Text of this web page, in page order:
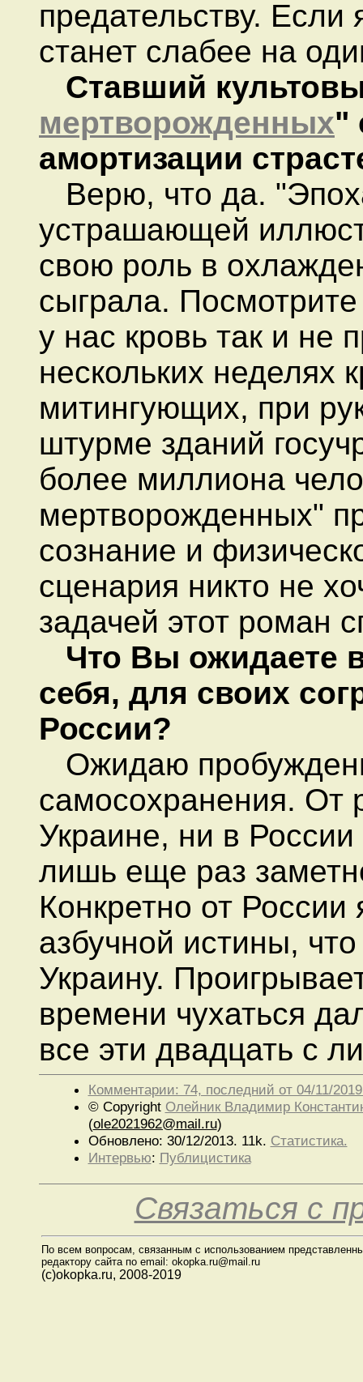
предательству. Если
станет слабее на
Ставший
мертворожденных"
амортизации
Верю, что да.
устрашающей
свою роль в
сыграла.
у нас кровь так и не
нескольких неделях
митингующих, при
штурме зданий
более миллиона
мертворожденных"
сознание и
сценария никто не
задачей этот роман
Что Вы ожидаете
себя, для своих
России?
Ожидаю
самосохранения. От
Украине, ни в
лишь еще раз
Конкретно от
азбучной истины,
Украину.
времени чухаться
все эти двадцать с
Комментарии: 74, последний от 04/11/
© Copyright Олейник Владимир
(ole2021962@mail.ru)
Обновлено: 30/12/2013. 11k. Статистика.
Интервью: Публицистика
Связаться с
По всем вопросам, связанным с использованием
редактору сайта по email: okopka.ru@mail.ru
(с)okopka.ru, 2008-2019